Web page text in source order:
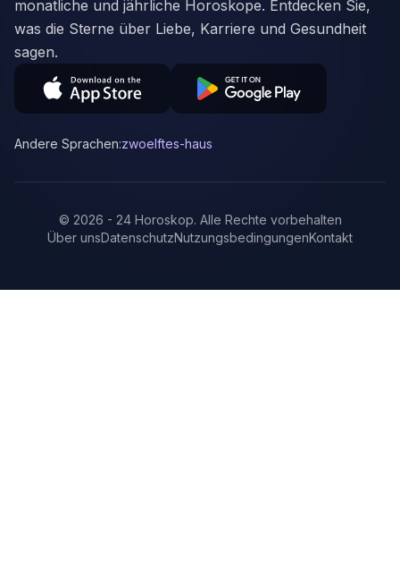
monatliche und jährliche Horoskope. Entdecken Sie,
was die Sterne über Liebe, Karriere und Gesundheit
sagen.
Andere Sprachen:zwoelftes-haus
© 2026 - 24 Horoskop. Alle Rechte vorbehalten
Über unsDatenschutzNutzungsbedingungenKontakt